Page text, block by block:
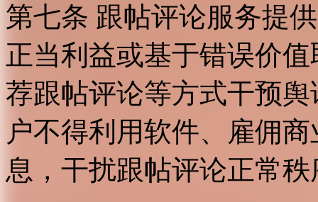
第七条 跟帖评论服务提
正当利益或基于错误价
荐跟帖评论等方式干预
户不得利用软件、雇佣
息，干扰跟帖评论正常